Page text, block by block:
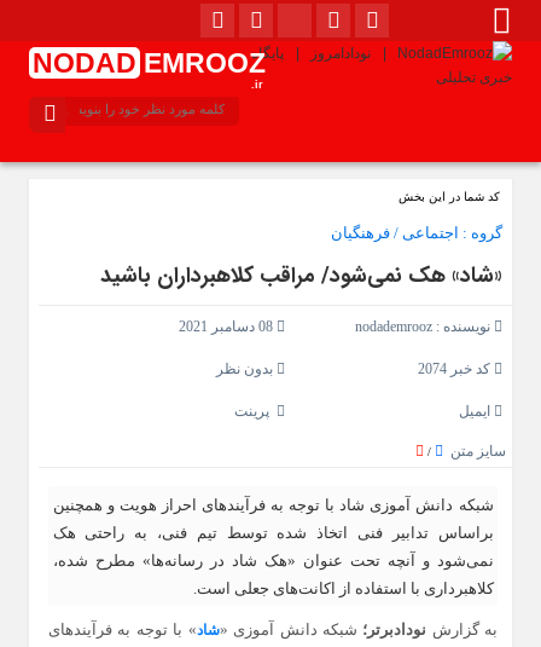
NODAD EMROOZ
.ir
کد شما در این بخش
گروه : اجتماعی/ فرهنگیان
«شاد» هک نمی‌شود/ مراقب کلاهبرداران باشید
نویسنده : nodademrooz 08 دسامبر 2021
کد خبر 2074 بدون نظر
ایمیل پرینت
سایز متن /
شبکه دانش آموزی شاد با توجه به فرآیندهای احراز هویت و همچنین
براساس تدابیر فنی اتخاذ شده توسط تیم فنی، به راحتی هک
نمی‌شود و آنچه تحت عنوان «هک شاد در رسانه‌ها» مطرح شده،
کلاهبرداری با استفاده از اکانت‌های جعلی است.
به گزارش نودادبرتر؛ شبکه دانش آموزی «شاد» با توجه به فرآیندهای